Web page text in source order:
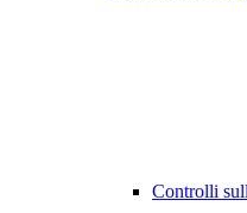
Controlli